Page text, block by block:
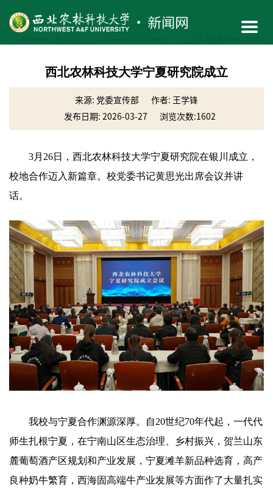
西北农林科技大学宁夏研究院成立
来源: 党委宣传部
作者: 王学锋
发布日期: 2026-03-27
浏览次数:1602
3月26日，西北农林科技大学宁夏研究院在银川成立，
校地合作迈入新篇章。校党委书记黄思光出席会议并讲
话。
我校与宁夏合作渊源深厚。自20世纪70年代起，一代代
师生扎根宁夏，在宁南山区生态治理、乡村振兴，贺兰山东
麓葡萄酒产区规划和产业发展，宁夏滩羊新品种选育，高产
良种奶牛繁育，西海固高端牛产业发展等方面作了大量扎实